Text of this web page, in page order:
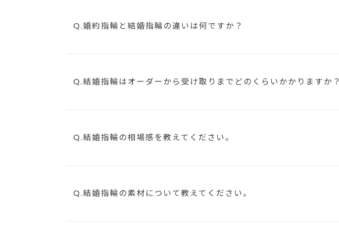
Q.婚約指輪と結婚指輪の違いは何ですか？
Q.結婚指輪はオーダーから受け取りまで どのくらいかかりますか？
Q.結婚指輪の相場感を教えてください。
Q.結婚指輪の素材について教えてください。